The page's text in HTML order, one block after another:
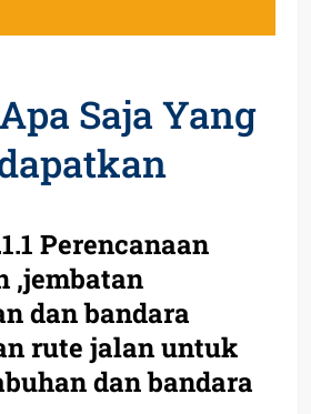
Saja Yang
Perencanaan
,jembatan
dan bandara
rute jalan untuk
dan bandara